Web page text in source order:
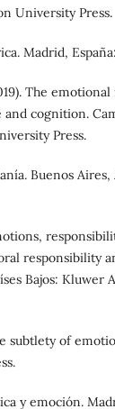
University Press.
Madrid,
The
cognition.
Press.
Buenos
responsibility
Bajos: Kluwer
subtlety of
y emoción.